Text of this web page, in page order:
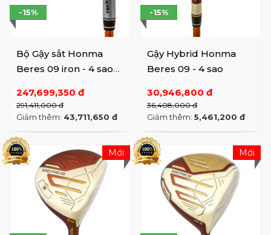
Bộ Gậy sắt Honma
Beres 09 iron - 4 sao
247,699,350 đ
291,411,000 đ
-15%
Giảm thêm: 43,711,650 đ
Gậy Hybrid Honma
Beres 09 - 4 sao
30,946,800 đ
36,408,000 đ
-15%
Giảm thêm: 5,461,200 đ
Mới Mới